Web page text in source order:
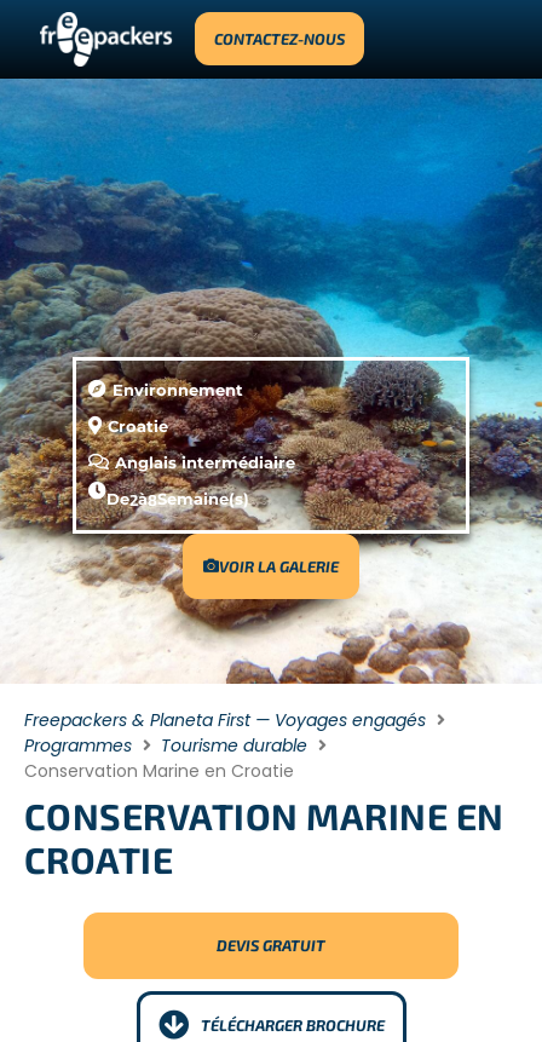
CONTACTEZ-NOUS
Environnement
Croatie
Anglais intermédiaire
De2à8Semaine(s)
VOIR LA GALERIE
Freepackers & Planeta First — Voyages engagés
Programmes
Tourisme durable
Conservation Marine en Croatie
CONSERVATION MARINE EN
CROATIE
DEVIS GRATUIT
TÉLÉCHARGER BROCHURE